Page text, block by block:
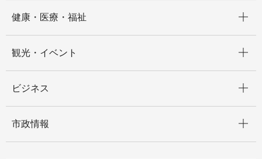
健康・医療・福祉
観光・イベント
ビジネス
市政情報